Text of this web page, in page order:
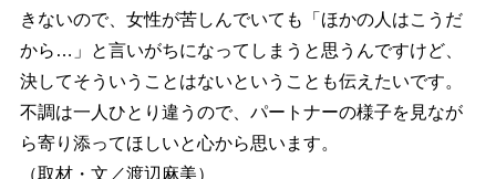
きないので、女性が苦しんでいても「ほかの人はこうだ
から…」と言いがちになってしまうと思うんですけど、
決してそういうことはないということも伝えたいです。
不調は一人ひとり違うので、パートナーの様子を見なが
ら寄り添ってほしいと心から思います。
（取材・文／渡辺麻美）